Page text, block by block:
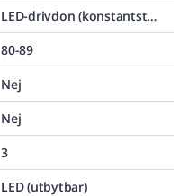
LED-drivdon (konstantström)
80-89
Nej
Nej
3
LED (utbytbar)